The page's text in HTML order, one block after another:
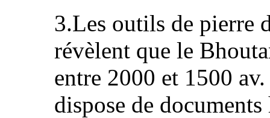
3.Les outils de pierre
révèlent que le
entre 2000 et 1500
dispose de